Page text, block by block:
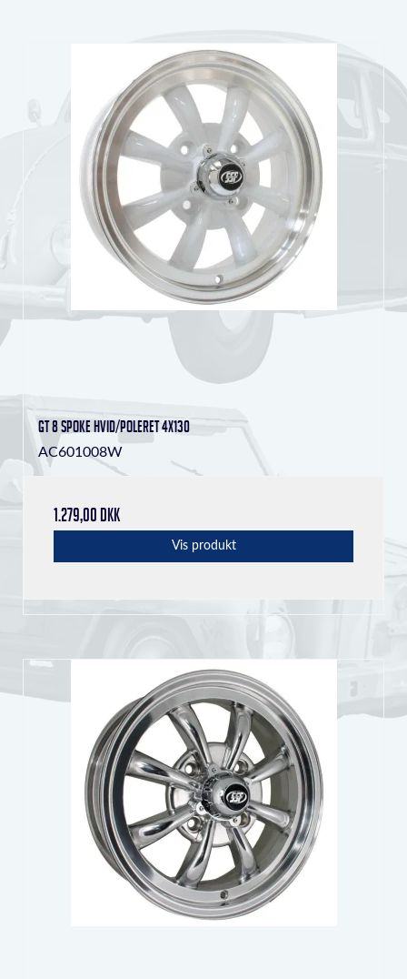
GT 8 Spoke Hvid/poleret 4x130
AC601008W
1.279,00 DKK
Vis produkt